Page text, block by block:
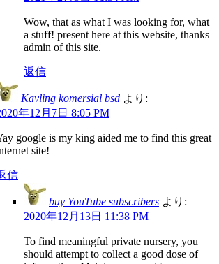
Wow, that as what I was looking for, what
a stuff! present here at this website, thanks
admin of this site.
返信
Kavling komersial bsd より:
年12月7日 8:05 PM
google is my king aided me to find this great
site!
信
buy YouTube subscribers より:
2020年12月13日 11:38 PM
To find meaningful private nursery, you
should attempt to collect a good dose of